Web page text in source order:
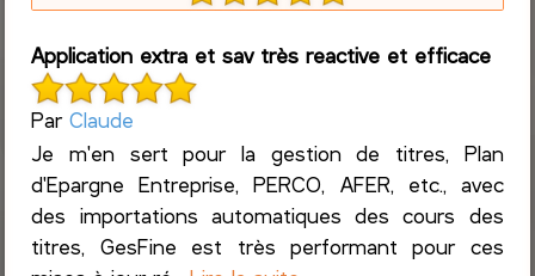
Application extra et sav très reactive et efficace
ParClaude
Je m'en sert pour la gestion de titres, Plan
d'Epargne Entreprise, PERCO, AFER, etc., avec
des importations automatiques des cours des
titres, GesFine est très performant pour ces